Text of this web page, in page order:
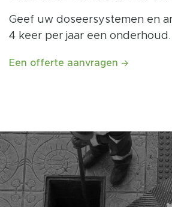
Geef uw doseersystemen en
4 keer per jaar een onderhoud.
Een offerte aanvragen